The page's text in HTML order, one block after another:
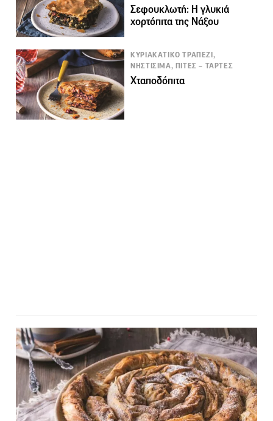
Σεφουκλωτή: Η γλυκιά
χορτόπιτα της Νάξου
ΚΥΡΙΑΚΑΤΙΚΟ ΤΡΑΠΕΖΙ,
ΝΗΣΤΙΣΙΜΑ, ΠΙΤΕΣ – ΤΑΡΤΕΣ
Χταποδόπιτα